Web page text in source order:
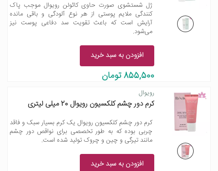
ژل شستشوی صورت حاوی کائولن رویوال موجب پاک
کنندگی ملایم پوستی از هر نوع آلودگی و باقی مانده
آرایش است که باعث تقویت سد دفاعی پوست نیز
می‌شود.
افزودن به سبد خرید
855,500 تومان
رویوال
کرم دور چشم کلکسیون رویوال 20 میلی لیتری
کرم دور چشم کلکسیون رویوال یک کرم بسیار سبک و فاقد
چربی بوده که به طور تخصصی برای نواقص دور چشم
مانند تیرگی و چین و چروک تولید شده است.
افزودن به سبد خرید